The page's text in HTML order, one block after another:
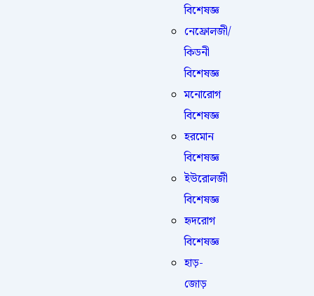
বিশেষজ্ঞ
নেফ্রোলজী/
কিডনী
বিশেষজ্ঞ
মনোরোগ
বিশেষজ্ঞ
হরমোন
বিশেষজ্ঞ
ইউরোলজী
বিশেষজ্ঞ
হৃদরোগ
বিশেষজ্ঞ
হাড়-
জোড়